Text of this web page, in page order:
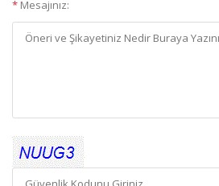
* Mesajınız: